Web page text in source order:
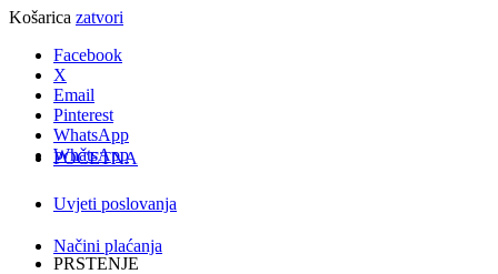
Košarica zatvori
Facebook
X
Email
Pinterest
WhatsApp
WhatsApp
Uvjeti poslovanja
Načini plaćanja
POČETNA
PRSTENJE